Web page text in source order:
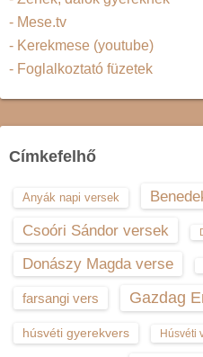
- Mese.tv
- Kerekmese (youtube)
- Foglalkoztató füzetek
Címkefelhő
Anyák napi versek
Csoóri Sándor versek
Donászy Magda verse
farsangi vers Gazdag
húsvéti gyerekvers Húsvéti